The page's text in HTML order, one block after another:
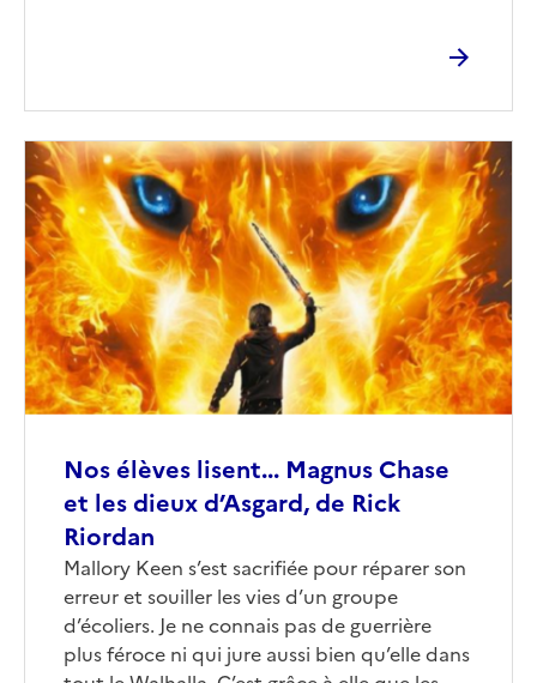
Nos élèves lisent... Magnus Chase
et les dieux d’Asgard, de Rick
Riordan
Corps
Mallory Keen s’est sacrifiée pour réparer son
erreur et souiller les vies d’un groupe
d’écoliers. Je ne connais pas de guerrière
plus féroce ni qui jure aussi bien qu’elle dans
Image
de
couverture
(conseillée)